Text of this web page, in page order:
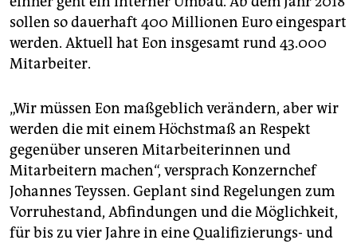
sollen so dauerhaft 400 Millionen Euro eingespart
werden. Aktuell hat Eon insgesamt rund 43.000
Mitarbeiter.
„Wir müssen Eon maßgeblich verändern, aber wir
werden die mit einem Höchstmaß an Respekt
gegenüber unseren Mitarbeiterinnen und
Mitarbeitern machen“, versprach Konzernchef
Johannes Teyssen. Geplant sind Regelungen zum
Vorruhestand, Abfindungen und die Möglichkeit,
für bis zu vier Jahre in eine Qualifizierungs- und